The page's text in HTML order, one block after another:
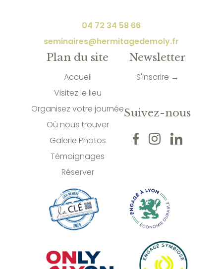
04 72 34 58 66
seminaires@hermitagedemoly.fr
Plan du site
Accueil
Visitez le lieu
Organisez votre journée
Où nous trouver
Galerie Photos
Témoignages
Réserver
Newsletter
S'inscrire →
Suivez-nous